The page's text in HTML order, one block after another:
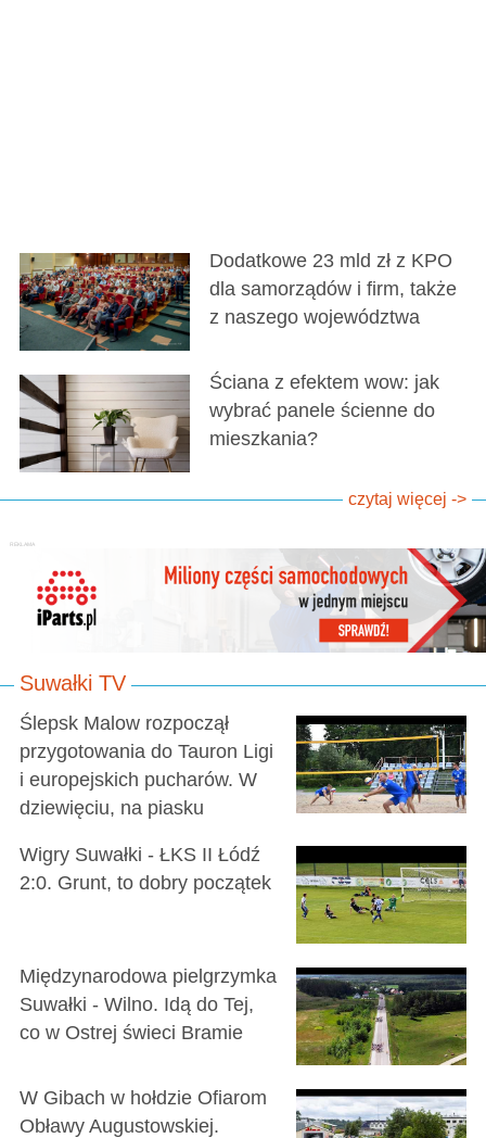
Dodatkowe 23 mld zł z KPO
dla samorządów i firm, także
z naszego województwa
Ściana z efektem wow: jak
wybrać panele ścienne do
mieszkania?
czytaj więcej ->
Suwałki TV
Ślepsk Malow rozpoczął
przygotowania do Tauron Ligi
i europejskich pucharów. W
dziewięciu, na piasku
Wigry Suwałki - ŁKS II Łódź
2:0. Grunt, to dobry początek
Międzynarodowa pielgrzymka
Suwałki - Wilno. Idą do Tej,
co w Ostrej świeci Bramie
W Gibach w hołdzie Ofiarom
Obławy Augustowskiej.